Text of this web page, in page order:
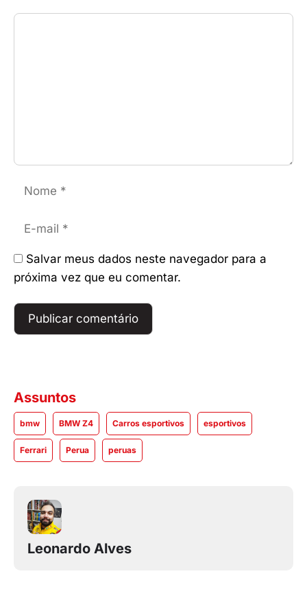
Comentário
Nome
E-
mail
Salvar meus dados neste navegador para a
próxima vez que eu comentar.
Assuntos
bmw BMW Z4 Carros esportivos esportivos
Ferrari Perua peruas
Leonardo Alves